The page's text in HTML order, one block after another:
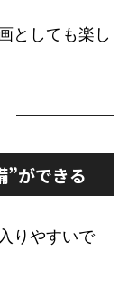
としても楽し
ができる
りやすいで